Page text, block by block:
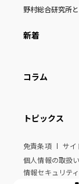
野村総合研究所
新着
コラム
トピックス
免責条項 サイ
個人情報の取扱
情報セキュリテ